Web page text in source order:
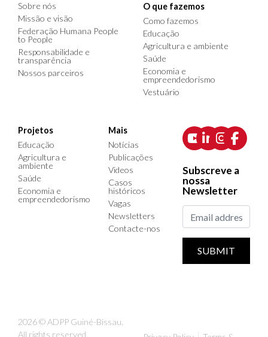
Sobre nós
Missão e visão
Federação Humana People
to People
Responsabilidade e
transparência
Nossos parceiros
O que fazemos
Como fazemos
Educação
Agricultura e ambiente
Saúde
Economia e
empreendedorismo
Vestuário
Projetos
Educação
Agricultura e
ambiente
Saúde
Economia e
empreendedorismo
Mais
Notícias
Publicações
Videos
Casos
históricos
Vagas
Newsletters
Contacte-nos
Subscreve a
nossa
Newsletter
SUBMIT
2026 © ADPP Guiné-Bissau.
All rights reserved.